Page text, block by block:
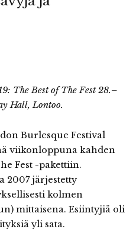
The Best of The Fest 28.–
Hall, Lontoo.
Burlesque Festival
viikonloppuna kahden
Fest -pakettiin.
2007 järjestetty
kolmen
mittaisena. Esiintyjiä oli
yli sata.